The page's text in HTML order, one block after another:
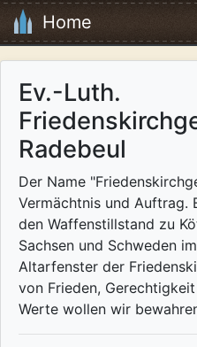
Home
Ev.-Luth.
Radebeul
Der Name
Vermächtnis und Auftrag.
den Waffenstillstand zu
Sachsen und Schweden
Altarfenster der
von Frieden,
Werte wollen wir